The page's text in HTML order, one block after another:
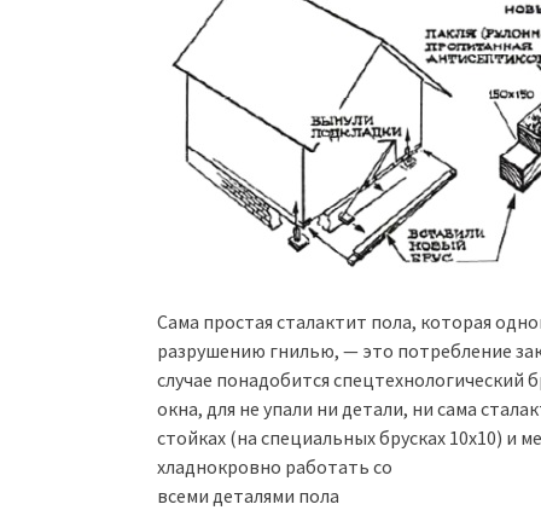
Сама простая сталактит пола, которая
разрушению гнилью, — это потребление
случае понадобится спецтехнологический
окна, для не упали ни детали, ни сама
стойках (на специальных брусках 10х10) и
хладнокровно работать со
всеми деталями пола